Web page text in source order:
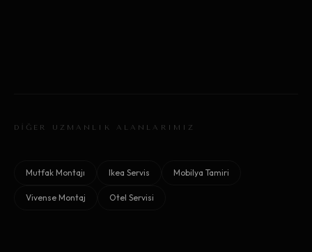
DİĞER UZMANLIK ALANLARIMIZ
Mutfak Montajı Ikea Servis Mobilya Tamiri
Vivense Montaj Otel Servisi